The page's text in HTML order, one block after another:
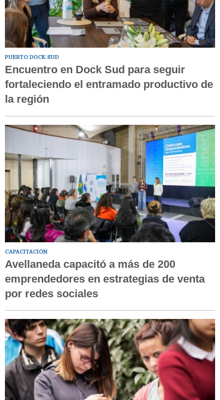
PUERTO DOCK SUD
Encuentro en Dock Sud para seguir
fortaleciendo el entramado productivo de
la región
CAPACITACIÓN
Avellaneda capacitó a más de 200
emprendedores en estrategias de venta
por redes sociales